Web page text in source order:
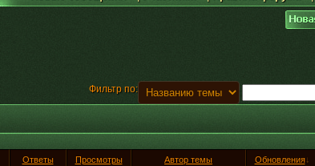
Фильтр по:
Ответы Просмотры Автор темы Обновления↓